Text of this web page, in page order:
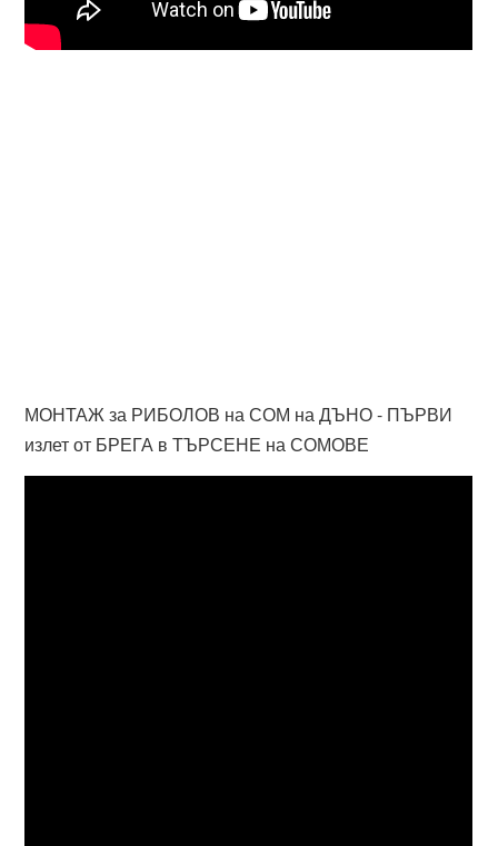
МОНТАЖ за РИБОЛОВ на СОМ на ДЪНО - ПЪРВИ
излет от БРЕГА в ТЪРСЕНЕ на СОМОВЕ